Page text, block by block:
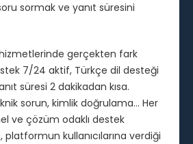
sormak ve yanıt süresini
gerçekten fark
7/24 aktif, Türkçe dil desteği
süresi 2 dakikadan kısa.
sorun, kimlik doğrulama… Her
ve çözüm odaklı destek
platformun kullanıcılarına verdiği